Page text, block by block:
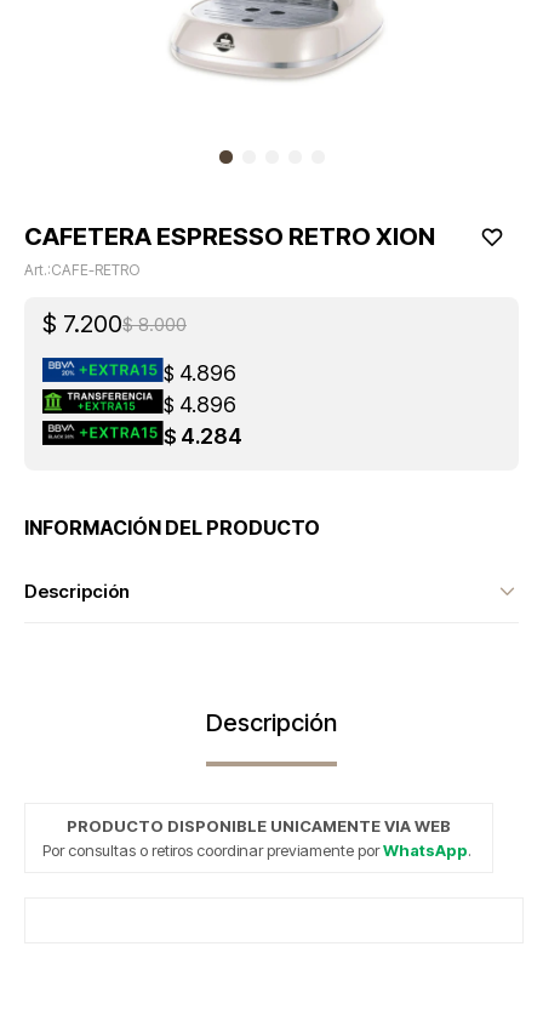
CAFETERA ESPRESSO RETRO XION
CAFE-RETRO
$ 7.200$ 8.000
$ 4.896
$ 4.896
$ 4.284
INFORMACIÓN DEL PRODUCTO
Descripción
Descripción
PRODUCTO DISPONIBLE UNICAMENTE VIA WEB
Por consultas o retiros coordinar previamente porWhatsApp.